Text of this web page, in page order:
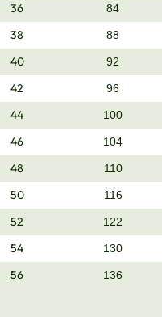
36 84
38 88
40 92
42 96
44 100
46 104
48 110
50 116
52 122
54 130
56 136